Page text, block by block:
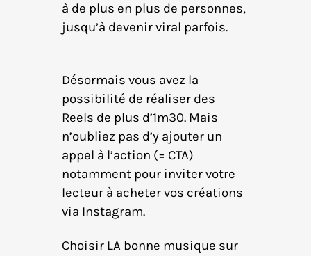
à de plus en plus de personnes,
jusqu’à devenir viral parfois.
Désormais vous avez la
possibilité de réaliser des
Reels de plus d’1m30. Mais
n’oubliez pas d’y ajouter un
appel à l’action (= CTA)
notamment pour inviter votre
lecteur à acheter vos créations
via Instagram.
Choisir LA bonne musique sur